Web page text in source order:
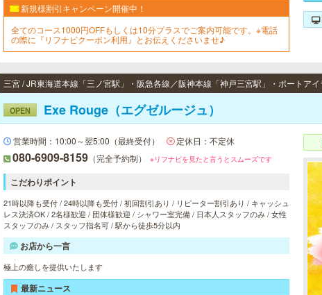
新規様割引キャンペーン開催中！
全てのコース1000円OFFもしくは10分プラスでご案内可能です。※電話
の際に『リフナビクーポン利用』とお伝えくださいませ♪
OPEN Exe Rouge（エグゼルージュ）
営業時間：10:00～翌5:00（最終受付） 定休日：不定休
080-6909-8159 （完全予約制） ※リフナビを見たと言うとスムーズです
こだわりポイント
21時以降も受付 / 24時以降も受付 / 初回割引あり / リピーター割引あり / キャッシュ
レス決済OK / 2名様歓迎 / 団体様歓迎 / シャワー室完備 / 日本人スタッフのみ / 女性
スタッフのみ / スタッフ指名可 / 駅から徒歩5分以内
お店から一言
極上の癒しを提供いたします
最新ニュース